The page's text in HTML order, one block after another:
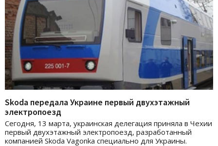
Skoda передала Украине первый двухэтажный
электропоезд
Сегодня, 13 марта, украинская делегация приняла в Чехии
первый двухэтажный электропоезд, разработанный
компанией Skoda Vagonka специально для Украины.